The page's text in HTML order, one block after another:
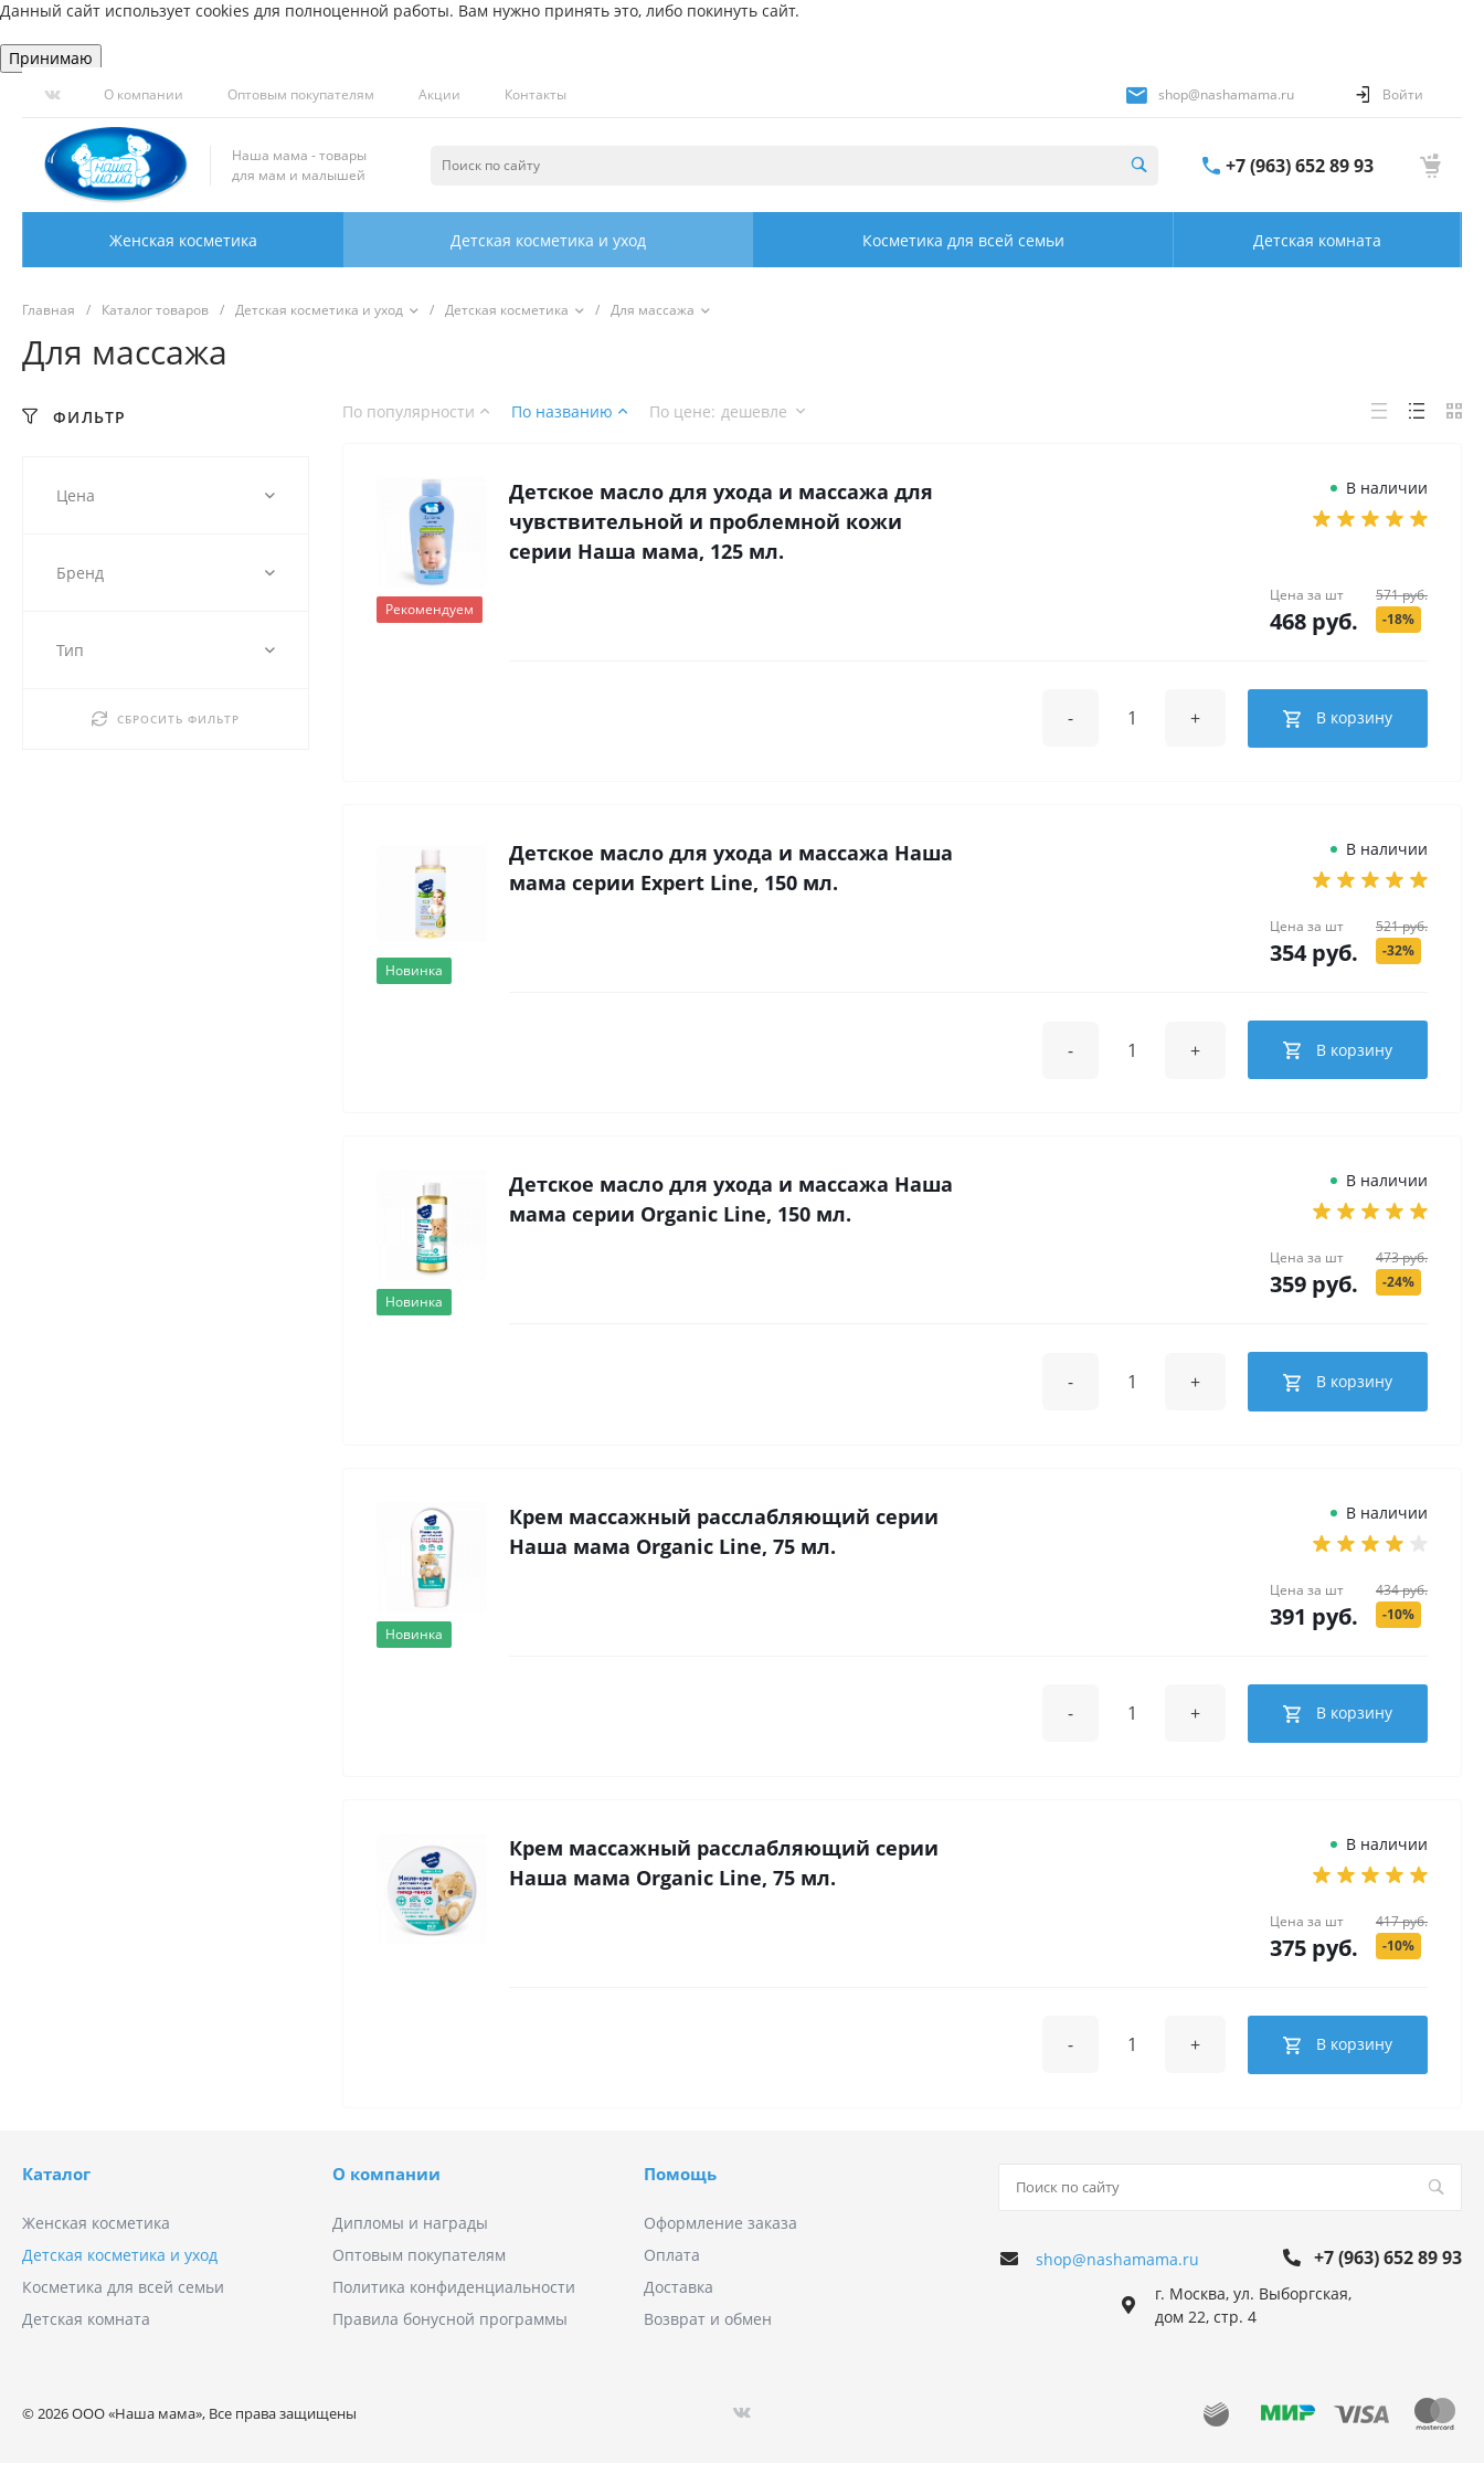
Данный сайт использует cookies для полноценной работы. Вам нужно принять это, либо покинуть сайт.
Принимаю
О компании Оптовым покупателям Акции Контакты shop@nashamama.ru Войти
Наша мама - товары
для мам и малышей
+7 (963) 652 89 93
Женская косметика Детская косметика и уход Косметика для всей семьи Детская комната
Главная / Каталог товаров / Детская косметика и уход / Детская косметика / Для массажа
Для массажа
ФИЛЬТР
Цена
Бренд
Тип
СБРОСИТЬ ФИЛЬТР
По популярности По названию По цене: дешевле
Рекомендуем
Детское масло для ухода и массажа для
чувствительной и проблемной кожи
серии Наша мама, 125 мл.
В наличии
Цена за шт
468 руб.
571 руб.
-18%
- + В корзину
Новинка
Детское масло для ухода и массажа Наша
мама серии Expert Line, 150 мл.
В наличии
Цена за шт
354 руб.
521 руб.
-32%
- + В корзину
Новинка
Детское масло для ухода и массажа Наша
мама серии Organic Line, 150 мл.
В наличии
Цена за шт
359 руб.
473 руб.
-24%
- + В корзину
Новинка
Крем массажный расслабляющий серии
Наша мама Organic Line, 75 мл.
В наличии
Цена за шт
391 руб.
434 руб.
-10%
- + В корзину
Крем массажный расслабляющий серии
Наша мама Organic Line, 75 мл.
В наличии
Цена за шт
375 руб.
417 руб.
-10%
- + В корзину
Каталог
Женская косметика
Детская косметика и уход
Косметика для всей семьи
Детская комната
О компании
Дипломы и награды
Оптовым покупателям
Политика конфиденциальности
Правила бонусной программы
Помощь
Оформление заказа
Оплата
Доставка
Возврат и обмен
shop@nashamama.ru +7 (963) 652 89 93
г. Москва, ул. Выборгская,
дом 22, стр. 4
© 2026 ООО «Наша мама», Все права защищены